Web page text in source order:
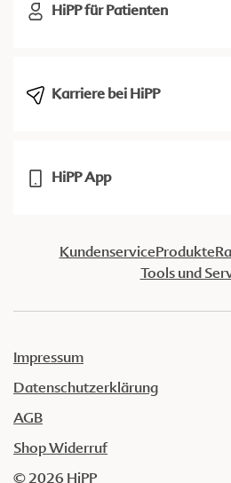
HiPP für Patienten
Karriere bei HiPP
HiPP App
KundenserviceProdukte
Tools und
Impressum
Datenschutzerklärung
AGB
Shop Widerruf
© 2026 HiPP